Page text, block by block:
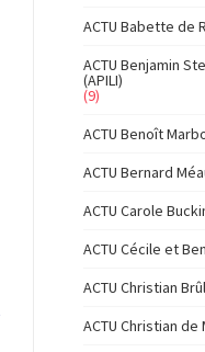
ACTU Babette de
ACTU Benjamin
(APILI)
(9)
ACTU Benoît
ACTU Bernard
ACTU Carole
ACTU Cécile et
ACTU Christian
ACTU Christian de